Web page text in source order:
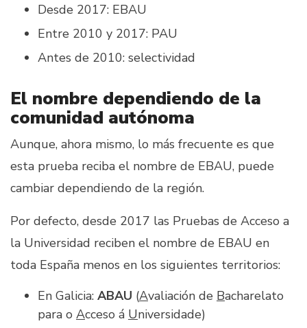
Desde 2017: EBAU
Entre 2010 y 2017: PAU
Antes de 2010: selectividad
El nombre dependiendo de la
comunidad autónoma
Aunque, ahora mismo, lo más frecuente es que
esta prueba reciba el nombre de EBAU, puede
cambiar dependiendo de la región.
Por defecto, desde 2017 las Pruebas de Acceso a
la Universidad reciben el nombre de EBAU en
toda España menos en los siguientes territorios:
En Galicia: ABAU (Avaliación de Bacharelato
para o Acceso á Universidade)